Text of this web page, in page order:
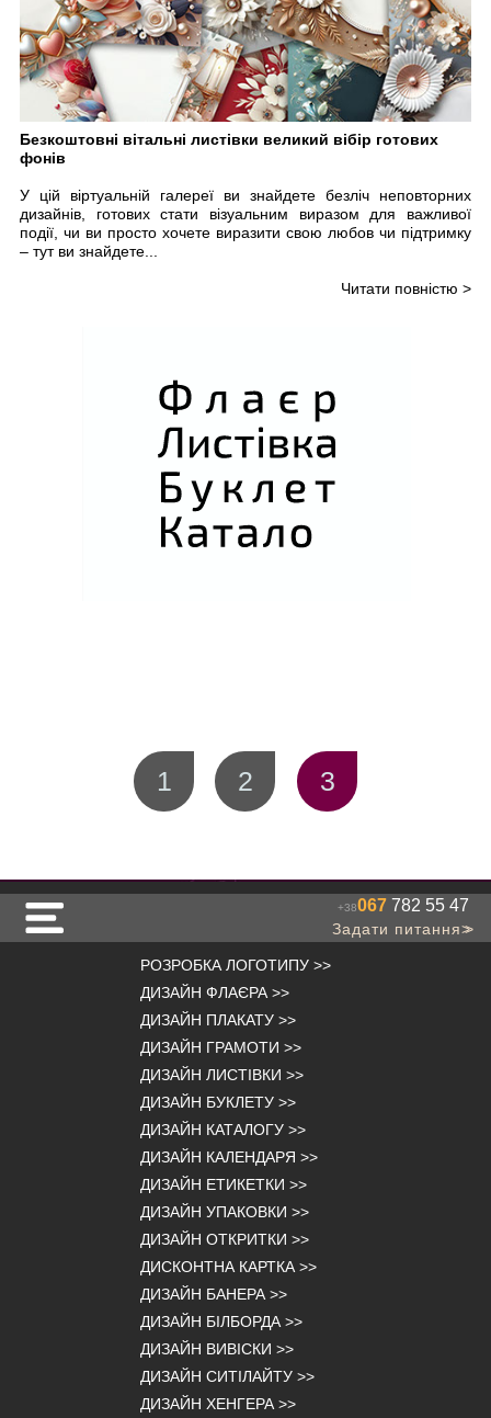
Безкоштовні вітальні листівки великий вібір готових
фонів
У цій віртуальній галереї ви знайдете безліч неповторних
дизайнів, готових стати візуальним виразом для важливої
події, чи ви просто хочете виразити свою любов чи підтримку
– тут ви знайдете...
Читати повністю >
1 2 3
РОЗРОБКА ЛОГОТИПУ >>
ДИЗАЙН ФЛАЄРА >>
ДИЗАЙН ПЛАКАТУ >>
ДИЗАЙН ГРАМОТИ >>
ДИЗАЙН ЛИСТІВКИ >>
ДИЗАЙН БУКЛЕТУ >>
ДИЗАЙН КАТАЛОГУ >>
ДИЗАЙН КАЛЕНДАРЯ >>
ДИЗАЙН ЕТИКЕТКИ >>
ДИЗАЙН УПАКОВКИ >>
ДИЗАЙН ОТКРИТКИ >>
ДИСКОНТНА КАРТКА >>
ДИЗАЙН БАНЕРА >>
ДИЗАЙН БІЛБОРДА >>
ДИЗАЙН ВИВІСКИ >>
ДИЗАЙН СИТІЛАЙТУ >>
ДИЗАЙН ХЕНГЕРА >>
+38067 782 55 47
Задати питання>>